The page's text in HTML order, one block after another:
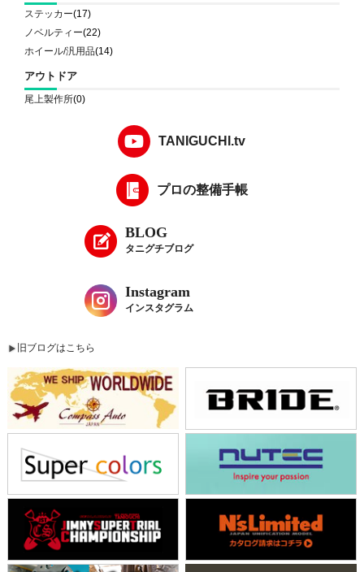
ステッカー(17)
ノベルティー(22)
ホイール/汎用品(14)
アウトドア
尾上製作所(0)
TANIGUCHI.tv
プロの整備手帳
BLOG
タニグチブログ
Instagram
インスタグラム
旧ブログはこちら